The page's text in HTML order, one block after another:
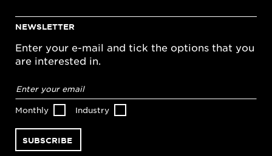
NEWSLETTER
Enter your e-mail and tick the options that you
are interested in.
address*
Monthly Industry